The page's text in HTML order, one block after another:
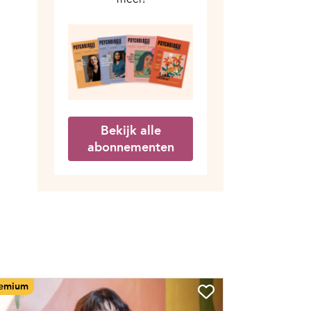
Bekijk alle
abonnementen